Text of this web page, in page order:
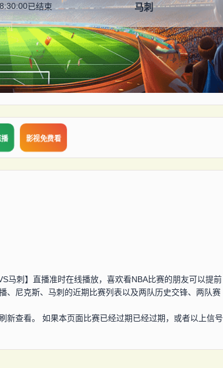
已结束 马刺
影视免费看
马刺】直播准时在线播放，喜欢看NBA比赛的朋友可以提前
、尼克斯、马刺的近期比赛列表以及两队历史交锋、两队赛
新查看。 如果本页面比赛已经过期已经过期，或者以上信号